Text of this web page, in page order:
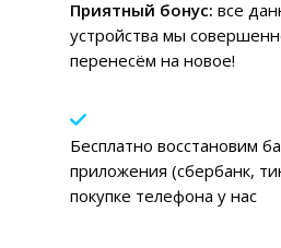
Приятный бонус: все
устройства мы
перенесём на новое!
Бесплатно восстановим
приложения (сбербанк,
покупке телефона у нас